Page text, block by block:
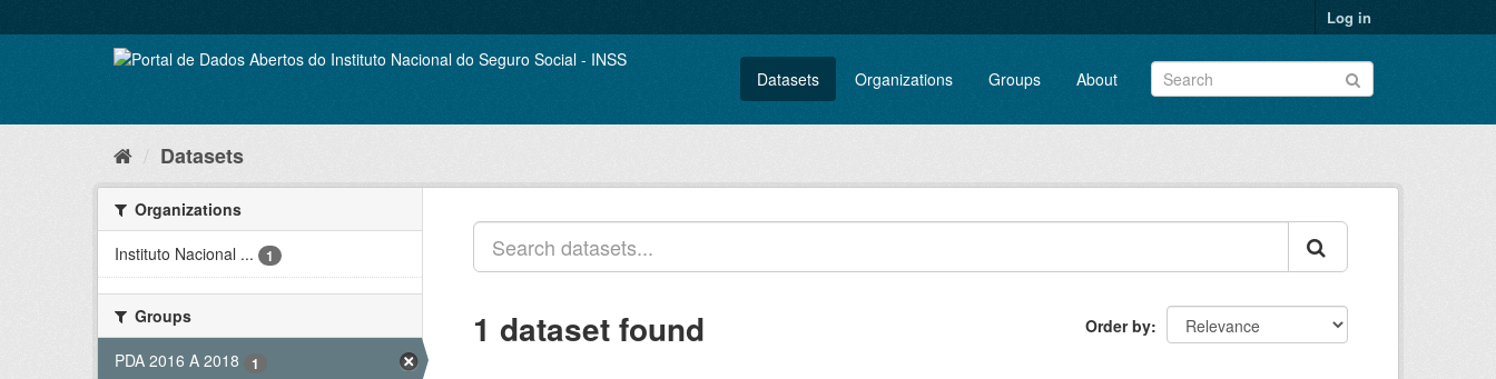
to
Log in
Datasets Organizations Groups About
Datasets
Organizations
Instituto Nacional ...
1
Groups
PDA 2016 A 2018
1
Order by
1 dataset found